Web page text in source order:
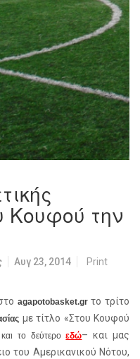
Κουφού την
Αυγ 23, 2014
Print
agapotobasket.grτο τρίτο
με τίτλο «Στου Κουφού
και το δεύτεροεδώ– και μας
του Αμερικανικού Νότου,